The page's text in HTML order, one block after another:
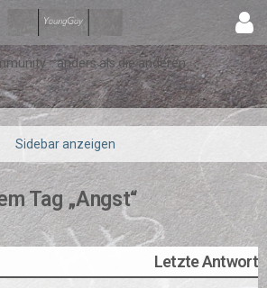
:: anders als die anderen
Tag „Angst“
Letzte Antwort